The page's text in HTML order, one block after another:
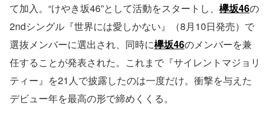
て加入。“けやき坂46”として活動をスタートし、 欅坂46の
2ndシングル『世界には愛しかない』（8月10日発売）で
選抜メンバーに選出され、同時に欅坂46のメンバーを兼
任することが発表された。これまで『サイレントマジョリ
ティー』を21人で披露したのは一度だけ。衝撃を与えた
デビュー年を最高の形で締めくくる。